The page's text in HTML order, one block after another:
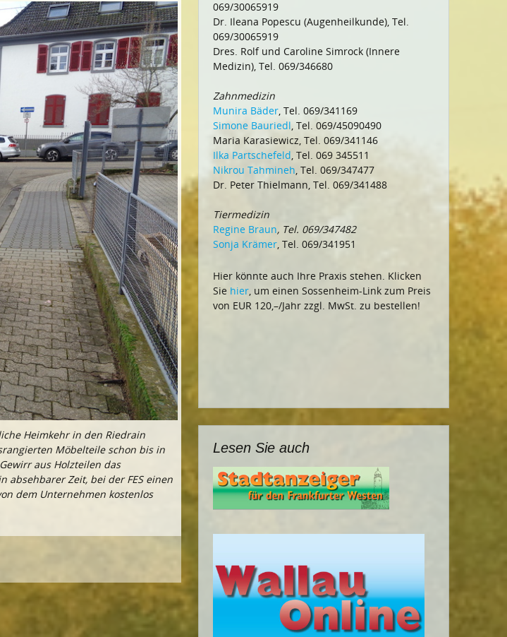
Heimkehr in den Riedrain
Möbelteile schon bis in
aus Holzteilen das
absehbarer Zeit, bei der FES einen
dem Unternehmen kostenlos
069/30065919
Dr. Ileana Popescu (Augenheilkunde), Tel.
069/30065919
Dres. Rolf und Caroline Simrock (Innere
Medizin), Tel. 069/346680
Zahnmedizin
Munira Bäder, Tel. 069/341169
Simone Bauriedl, Tel. 069/45090490
Maria Karasiewicz, Tel. 069/341146
Ilka Partschefeld, Tel. 069 345511
Nikrou Tahmineh, Tel. 069/347477
Dr. Peter Thielmann, Tel. 069/341488
Tiermedizin
Regine Braun, Tel. 069/347482
Sonja Krämer, Tel. 069/341951
Hier könnte auch Ihre Praxis stehen. Klicken
Sie hier, um einen Sossenheim-Link zum Preis
von EUR 120,–/Jahr zzgl. MwSt. zu bestellen!
Lesen Sie auch